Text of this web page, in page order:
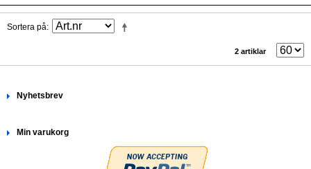
Sortera på
2 artiklar
Nyhetsbrev
Min varukorg